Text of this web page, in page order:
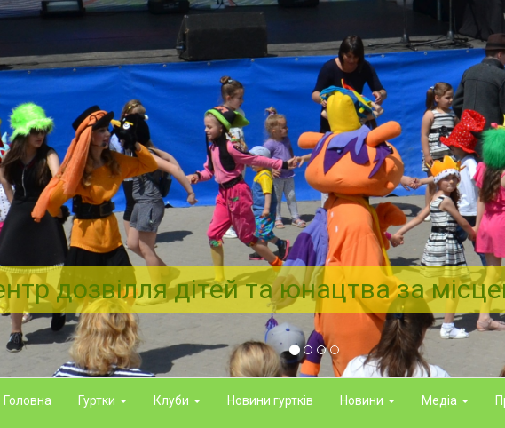
дозвілля дітей та юнацтва за
Головна Гуртки Клуби Новини гуртків Новини Медіа